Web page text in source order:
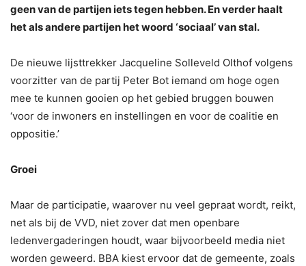
geen van de partijen iets tegen hebben. En verder haalt
het als andere partijen het woord ‘sociaal’ van stal.
De nieuwe lijsttrekker Jacqueline Solleveld Olthof volgens
voorzitter van de partij Peter Bot iemand om hoge ogen
mee te kunnen gooien op het gebied bruggen bouwen
‘voor de inwoners en instellingen en voor de coalitie en
oppositie.’
Groei
Maar de participatie, waarover nu veel gepraat wordt, reikt,
net als bij de VVD, niet zover dat men openbare
ledenvergaderingen houdt, waar bijvoorbeeld media niet
worden geweerd. BBA kiest ervoor dat de gemeente, zoals